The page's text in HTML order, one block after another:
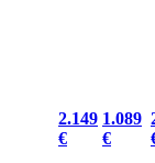
2.149
€
1.089
€